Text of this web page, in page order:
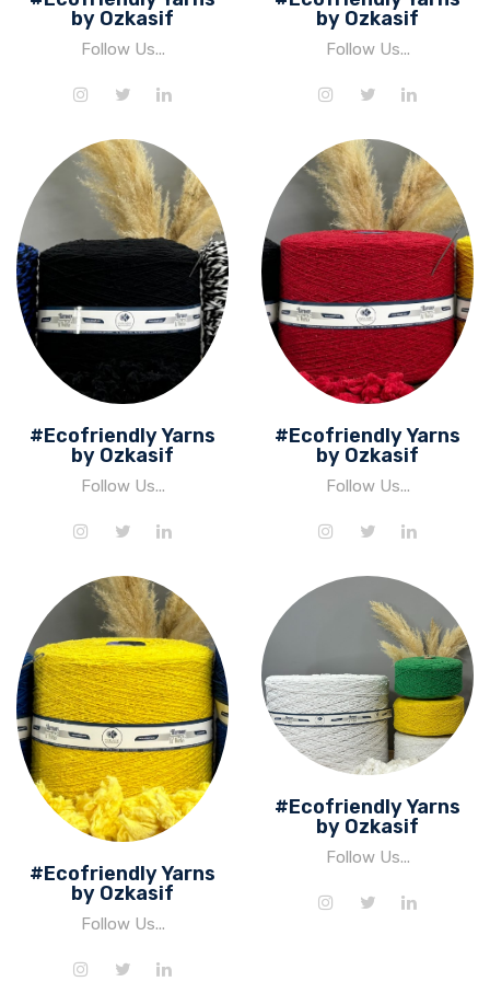
by Ozkasif
Follow Us...
by Ozkasif
Follow Us...
#Ecofriendly Yarns
by Ozkasif
Follow Us...
#Ecofriendly Yarns
by Ozkasif
Follow Us...
#Ecofriendly Yarns
by Ozkasif
Follow Us...
#Ecofriendly Yarns
by Ozkasif
Follow Us...